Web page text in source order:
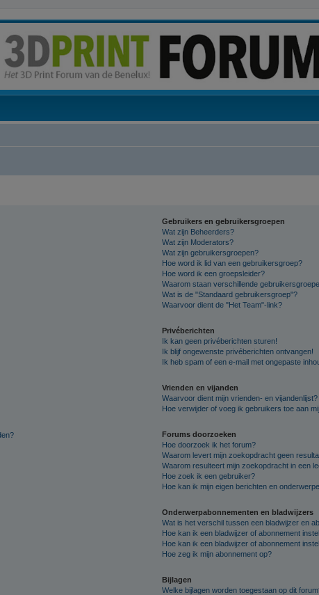
Gebruikers en gebruikersgroepen
Wat zijn Beheerders?
Wat zijn Moderators?
Wat zijn gebruikersgroepen?
Hoe word ik lid van een gebruikersgroep?
Hoe word ik een groepsleider?
Waarom staan verschillende
Wat is de "Standaard gebruikersgroep"?
Waarvoor dient de "Het Team"-link?
Privéberichten
Ik kan geen privéberichten sturen!
Ik blijf ongewenste privéberichten ontvangen!
Ik heb spam of een e-mail met ongepaste
Vrienden en vijanden
Waarvoor dient mijn vrienden- en vijandenlijst?
Hoe verwijder of voeg ik gebruikers toe aan
Forums doorzoeken
Hoe doorzoek ik het forum?
Waarom levert mijn zoekopdracht geen
Waarom resulteert mijn zoekopdracht in een
Hoe zoek ik een gebruiker?
Hoe kan ik mijn eigen berichten en
Onderwerpabonnementen en bladwijzers
Wat is het verschil tussen een bladwijzer en
Hoe kan ik een bladwijzer of abonnement
Hoe kan ik een bladwijzer of abonnement
Hoe zeg ik mijn abonnement op?
Bijlagen
Welke bijlagen worden toegestaan op dit